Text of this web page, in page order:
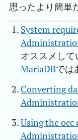
思ったより簡単
System
オススメして
MariaDBでは
Converting
Using the